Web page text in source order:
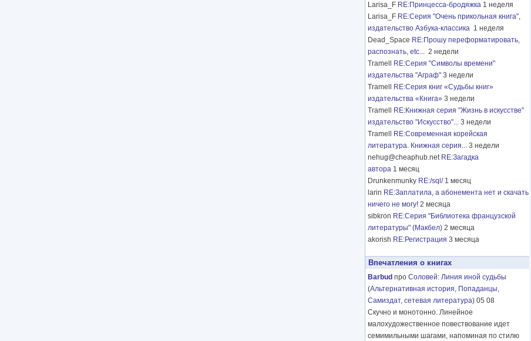
Larisa_F RE:Принцесса-бродяжка 1 неделя
Larisa_F RE:Серия "Очень прикольная книга",
издательство Азбука-классика 1 неделя
Dead_Space RE:Прошу переформатировать,
распознать, etc... 2 недели
Tramell
RE:Серия "Символы времени"
издательства "Аграф" 3 недели
Tramell
RE:Серия книг «Судьбы книг»
издательства «Книга» 3 недели
Tramell
RE:Книжная серия "Жизнь в искусстве"
издательство "Искусство"... 3 недели
Tramell
RE:Современная корейская
литература. Книжная серия... 3 недели
nehug@cheaphub.net RE:Загадка
автора 1 месяц
Drunkenmunky RE:/sql/ 1 месяц
larin RE:Заплатила, а абонемента нет и скачать
ничего не могу! 2 месяца
sibkron RE:Серия "Библиотека французской
литературы" (Макбел) 2 месяца
akorish RE:Регистрация 3 месяца
Впечатления о книгах
Barbud про Соловей: Линия иной судьбы
(Альтернативная история, Попаданцы,
Самиздат, сетевая литература) 05 08
Скучно и монотонно. Линейное
малохудожественное повествование идет
семимильными шагами, напоминая по стилю